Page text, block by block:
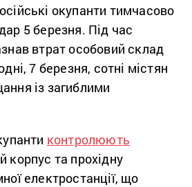
окупанти тимчасово
5 березня. Під час
втрат особовий склад
7 березня, сотні містян
із загиблими
контролюють
корпус та прохідну
електростанції, що